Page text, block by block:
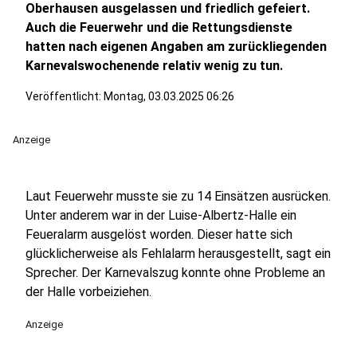
Oberhausen ausgelassen und friedlich gefeiert.
Auch die Feuerwehr und die Rettungsdienste
hatten nach eigenen Angaben am zurückliegenden
Karnevalswochenende relativ wenig zu tun.
Veröffentlicht: Montag, 03.03.2025 06:26
Anzeige
Laut Feuerwehr musste sie zu 14 Einsätzen ausrücken.
Unter anderem war in der Luise-Albertz-Halle ein
Feueralarm ausgelöst worden. Dieser hatte sich
glücklicherweise als Fehlalarm herausgestellt, sagt ein
Sprecher. Der Karnevalszug konnte ohne Probleme an
der Halle vorbeiziehen.
Anzeige